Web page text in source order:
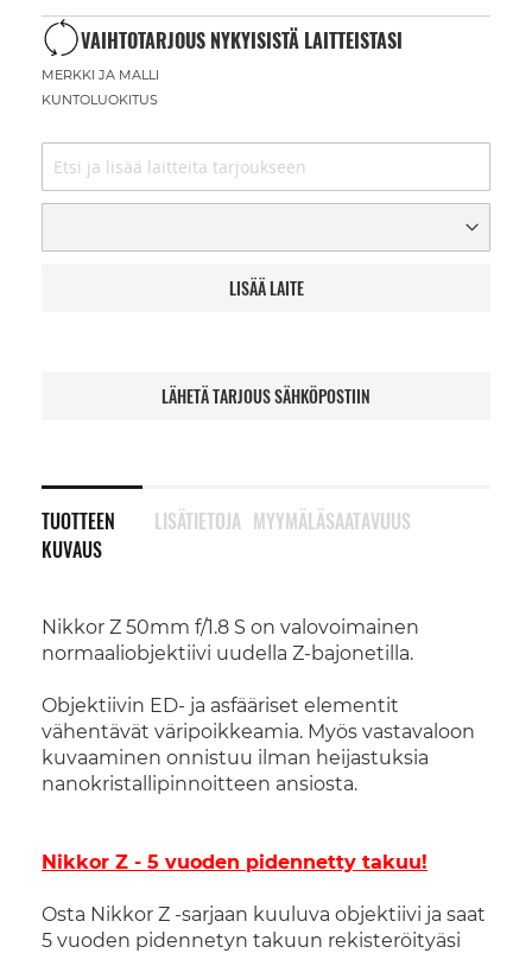
VAIHTOTARJOUS NYKYISISTÄ LAITTEISTASI
MERKKI JA MALLI
KUNTOLUOKITUS
LISÄÄ LAITE
LÄHETÄ TARJOUS SÄHKÖPOSTIIN
TUOTTEEN
KUVAUS
Nikkor Z 50mm f/1.8 S on valovoimainen
normaaliobjektiivi uudella Z-bajonetilla.
Objektiivin ED- ja asfääriset elementit
vähentävät väripoikkeamia. Myös vastavaloon
kuvaaminen onnistuu ilman heijastuksia
nanokristallipinnoitteen ansiosta.
Nikkor Z - 5 vuoden pidennetty takuu!
Osta Nikkor Z -sarjaan kuuluva objektiivi ja saat
5 vuoden pidennetyn takuun rekisteröityäsi
LISÄTIETOJA MYYMÄLÄSAATAVUUS